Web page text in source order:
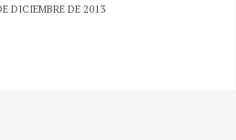
DICIEMBRE DE 2013